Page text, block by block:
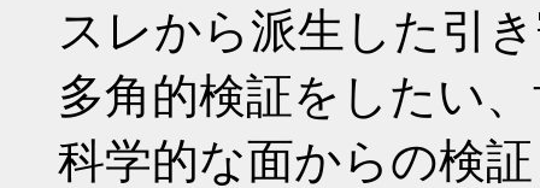
スレから派生した引
多角的検証をしたい
科学的な面からの検証